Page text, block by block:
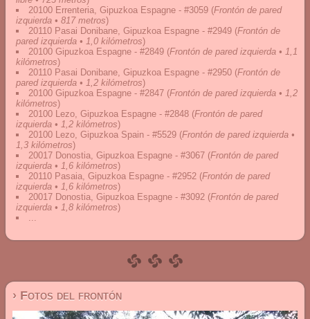
20100 Errenteria, Gipuzkoa Espagne - #3059 (Frontón de pared
izquierda • 817 metros)
20110 Pasai Donibane, Gipuzkoa Espagne - #2949 (Frontón de
pared izquierda • 1,0 kilómetros)
20100 Gipuzkoa Espagne - #2849 (Frontón de pared izquierda • 1,1
kilómetros)
20110 Pasai Donibane, Gipuzkoa Espagne - #2950 (Frontón de
pared izquierda • 1,2 kilómetros)
20100 Gipuzkoa Espagne - #2847 (Frontón de pared izquierda • 1,2
kilómetros)
20100 Lezo, Gipuzkoa Espagne - #2848 (Frontón de pared
izquierda • 1,2 kilómetros)
20100 Lezo, Gipuzkoa Spain - #5529 (Frontón de pared izquierda •
1,3 kilómetros)
20017 Donostia, Gipuzkoa Espagne - #3067 (Frontón de pared
izquierda • 1,6 kilómetros)
20110 Pasaia, Gipuzkoa Espagne - #2952 (Frontón de pared
izquierda • 1,6 kilómetros)
20017 Donostia, Gipuzkoa Espagne - #3092 (Frontón de pared
izquierda • 1,8 kilómetros)
...
› Fotos del frontón